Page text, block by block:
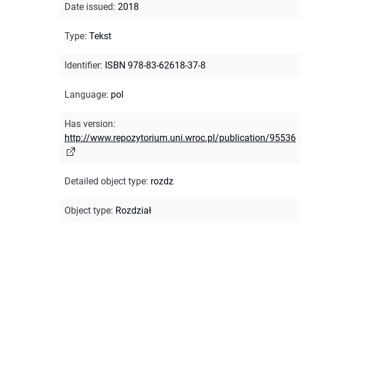
Date issued: 2018
Type: Tekst
Identifier: ISBN 978-83-62618-37-8
Language: pol
Has version:
http://www.repozytorium.uni.wroc.pl/publication/95536
Detailed object type: rozdz
Object type: Rozdział